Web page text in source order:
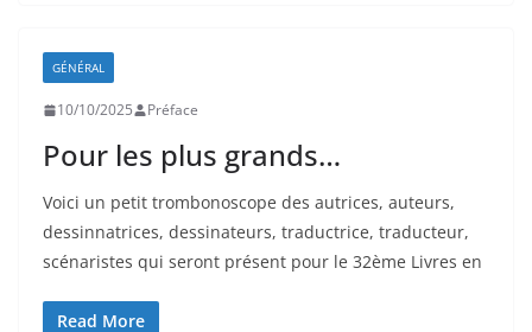
GÉNÉRAL
10/10/2025 Préface
Pour les plus grands…
Voici un petit trombonoscope des autrices, auteurs,
dessinnatrices, dessinateurs, traductrice, traducteur,
scénaristes qui seront présent pour le 32ème Livres en
Read More